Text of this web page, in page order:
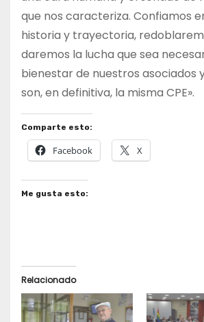
que nos caracteriza. Confiamos
historia y trayectoria,
daremos la lucha que sea
bienestar de nuestros asociados
son, en definitiva, la misma CPE».
Comparte esto:
Facebook X
Me gusta esto:
Relacionado